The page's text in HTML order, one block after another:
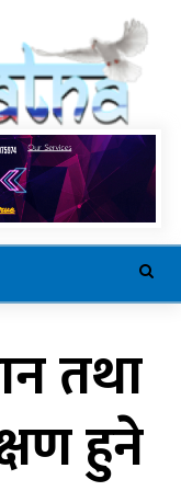
भयो तीज गीत
तथा
हुने